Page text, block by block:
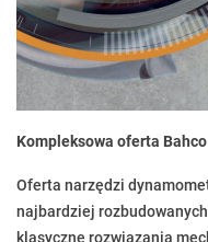
Kompleksowa oferta
Oferta narzędzi
najbardziej
klasyczne rozwiązania